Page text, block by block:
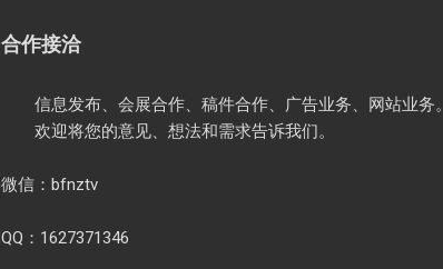
合作接洽
信息发布、会展合作、稿件合作、广告业务、网站业务。
欢迎将您的意见、想法和需求告诉我们。
微信：bfnztv
QQ：1627371346